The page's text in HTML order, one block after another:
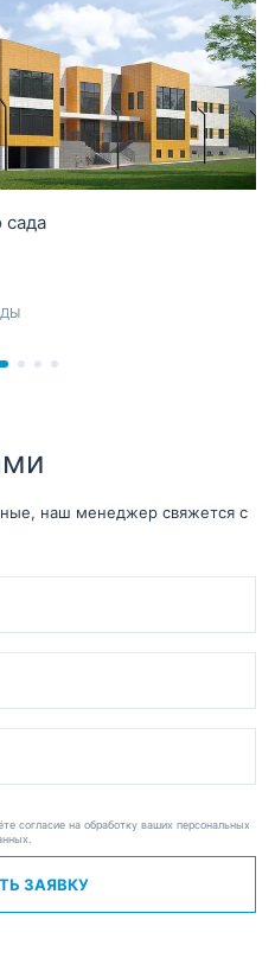
сада
наш менеджер свяжется с
согласие на обработку ваших персональных
ЗАЯВКУ